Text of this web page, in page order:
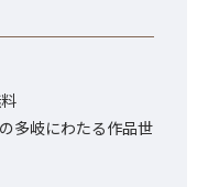
多岐にわたる作品世